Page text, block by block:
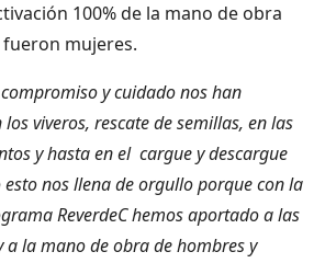
100% de la mano de obra
fueron mujeres.
y cuidado nos han
viveros, rescate de semillas, en las
y hasta en el cargue y descargue
nos llena de orgullo porque con la
ReverdeC hemos aportado a las
a la mano de obra de hombres y